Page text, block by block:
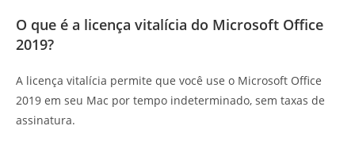
O que é a licença vitalícia do Microsoft Office
2019?
A licença vitalícia permite que você use o Microsoft Office
2019 em seu Mac por tempo indeterminado, sem taxas de
assinatura.